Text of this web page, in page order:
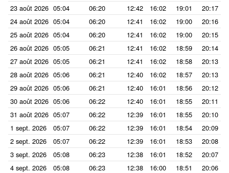
23 août 2026 05:04 06:20 12:42 16:02 19:01
20:17
24 août 2026 05:04 06:20 12:41 16:02 19:00
20:16
25 août 2026 05:04 06:20 12:41 16:02 19:00
20:15
26 août 2026 05:05 06:21 12:41 16:02 18:59
20:14
27 août 2026 05:05 06:21 12:41 16:02 18:58
20:13
28 août 2026 05:06 06:21 12:40 16:02 18:57
20:13
29 août 2026 05:06 06:21 12:40 16:01 18:56
20:12
30 août 2026 05:06 06:22 12:40 16:01 18:55
20:11
31 août 2026 05:07 06:22 12:39 16:01 18:55
20:10
1 sept. 2026
05:07 06:22 12:39 16:01 18:54
20:09
2 sept. 2026
05:07 06:22 12:39 16:01 18:53
20:08
3 sept. 2026
05:08 06:23 12:38 16:01 18:52
20:07
4 sept. 2026
05:08 06:23 12:38 16:00 18:51
20:06